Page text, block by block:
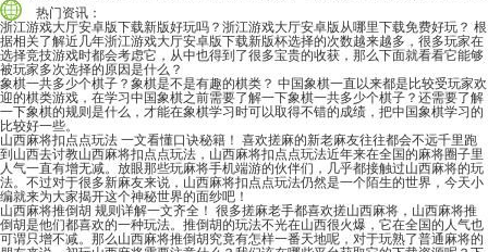
热门资讯：
浙江游戏大厅安卓版下载新版好玩吗？浙江游戏大厅安卓版从哪里下载免费好玩？ 根
据相关了解近几年浙江游戏大厅安卓版下载新版杯选择的次数越来越多，很多玩家在
选择竞技游戏时都会考虑它，从中也得到了很多宝贵的收获，那么下面就看看它能够
被玩家多次选择的原因是什么？
象棋一共多少个棋子？象棋是不是有趣的棋类？ 中国象棋一直以来都是比较受玩家欢
迎的棋类游戏，在学习中国象棋之前需要了解一下象棋一共多少个棋子？还需要了解
一下象棋的规则是什么，才能在象棋学习时可以取得不错的成绩，把中国象棋学习的
比较好一些。
山西麻将扣点点玩法 一文看懂口诀秘籍！ 喜欢搓麻的新老麻友往往都会不远千里跑
到山西去讨教山西麻将扣点点玩法，山西麻将扣点点玩法近年来在全国的麻将圈子里
人气一直有增无减。放眼那些玩麻将手机端游的伙伴们，几乎都接触过山西麻将的玩
法。不过对于很多新麻友来说，山西麻将扣点点玩法仍然是一个陌生的世界，今天小
编就来为大家揭开这个神秘世界的面纱吧！
山西麻将推倒胡 规则详解一文齐全！ 很多搓麻老手都喜欢搓山西麻将，山西麻将推
倒胡是他们都喜欢的一种玩法。推倒胡的玩法不光在山西很火爆，它在全国的人气也
可谓只增不减。那么山西麻将推倒胡究竟有怎样一番天地呢，对于玩熟了普通麻将的